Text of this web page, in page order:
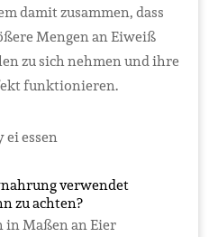
damit zusammen, dass
Mengen an Eiweiß
zu sich nehmen und ihre
funktionieren.
verwendet
zu achten?
in Maßen an Eier